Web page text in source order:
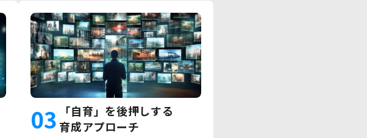
03
「自育」を後押しする
育成アプローチ